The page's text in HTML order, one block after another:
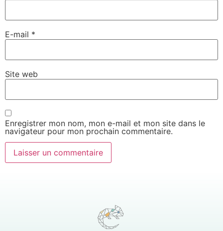
E-mail *
Site web
Enregistrer mon nom, mon e-mail et mon site dans le
navigateur pour mon prochain commentaire.